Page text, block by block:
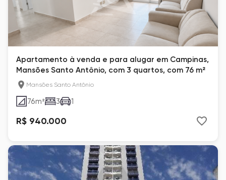
Apartamento à venda e para alugar em Campinas,
Mansões Santo Antônio, com 3 quartos, com 76 m²
Mansões Santo Antônio
76m² 3 1
R$ 940.000